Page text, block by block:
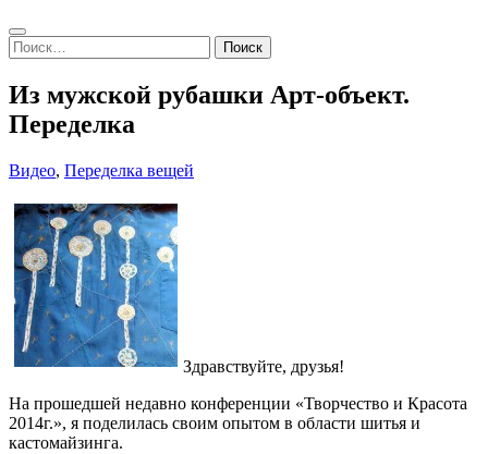
Search
Найти:
Из мужской рубашки Арт-объект.
Переделка
Видео, Переделка вещей
Здравствуйте, друзья!
На прошедшей недавно конференции «Творчество и Красота
2014г.», я поделилась своим опытом в области шитья и
кастомайзинга.